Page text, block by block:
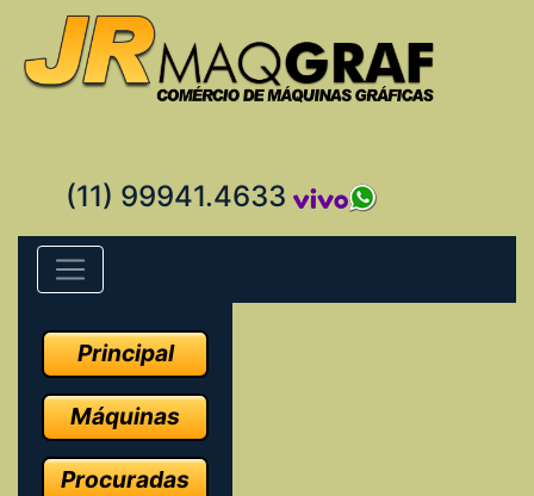
(11) 99941.4633
Principal
Máquinas
Procuradas